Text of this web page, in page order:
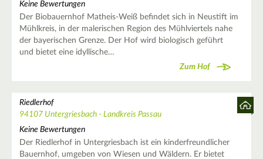
Keine Bewertungen
Der Biobauernhof Matheis-Weiß befindet sich in Neustift im
Mühlkreis, in der malerischen Region des Mühlviertels nahe
der bayerischen Grenze. Der Hof wird biologisch geführt
und bietet eine idyllische…
Zum Hof
Riedlerhof
94107 Untergriesbach - Landkreis Passau
Keine Bewertungen
Der Riedlerhof in Untergriesbach ist ein kinderfreundlicher
Bauernhof, umgeben von Wiesen und Wäldern. Er bietet